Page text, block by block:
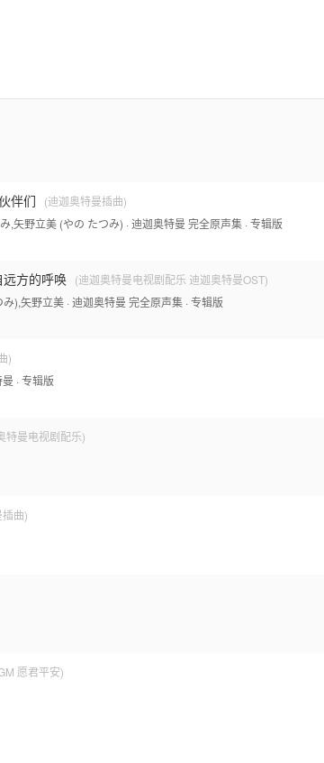
伴们 (迪迦奥特曼插曲)
,矢野立美 (やの たつみ) · 迪迦奥特曼 完全原声集 · 专辑版
方的呼唤 (迪迦奥特曼电视剧配乐 迪迦奥特曼OST)
),矢野立美 · 迪迦奥特曼 完全原声集 · 专辑版
)
曼 · 专辑版
特曼电视剧配乐)
曲)
愿君平安)